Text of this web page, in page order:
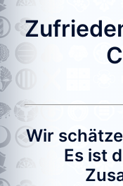
Wir
Es ist